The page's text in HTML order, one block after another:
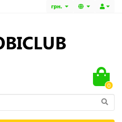
грн.
0